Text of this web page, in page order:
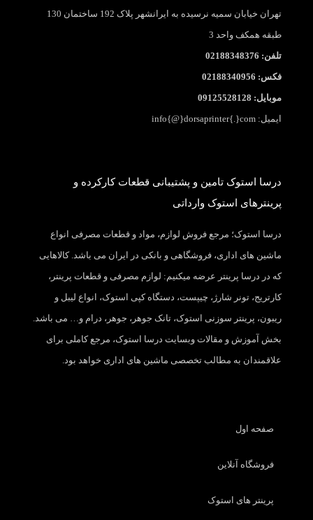
تهران خیابان سمیه نرسیده به ایرانشهر پلاک 192 ساختمان 130
طبقه همکف واحد 3
تلفن: 02188348376
فکس: 02188340956
موبایل: 09125528128
ایمیل: info{@}dorsaprinter{.}com
درسا استوک تامین و پشتیبانی قطعات کارکرده و
پرینترهای استوک وارداتی
درسا استوک؛ مرجع فروش لوازم، مواد و قطعات مصرفی انواع
ماشین های اداری، فروشگاهی و بانکی در ایران می باشد. کالاهایی
که در درسا پرینتر عرضه میکنیم: لوازم مصرفی و قطعات پرینتر،
کارتریج، تونر شارژ، چیپست، دستگاه کپی استوک، انواع لیبل و
ریبون، پرینتر سوزنی استوک، تانک جوهر، جوهر، درام و… می باشد.
بخش آموزش و مقالات وبسایت درسا استوک، مرجع کاملی برای
علاقمندان به مطالب تخصصی ماشین های اداری خواهد بود.
صفحه اول
فروشگاه آنلاین
پرینتر های استوک